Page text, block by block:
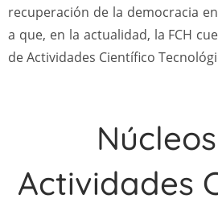
recuperación de la democracia
a que, en la actualidad, la FCH
de Actividades Científico
Actividades